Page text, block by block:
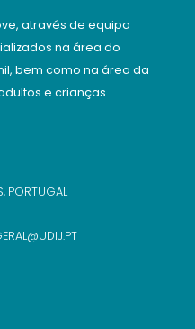
através de equipa
na área do
bem como na área da
e crianças.
PORTUGAL